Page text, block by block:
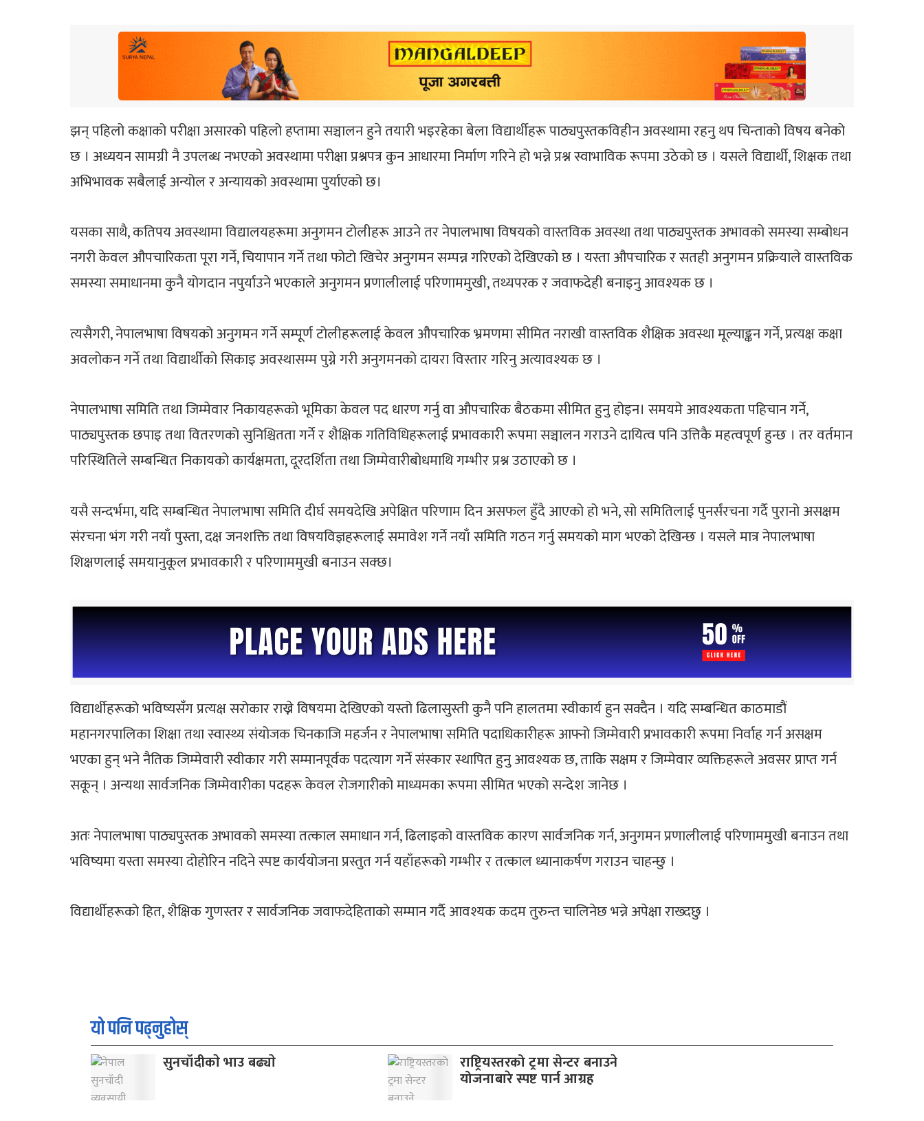
झन् पहिलो कक्षाको परीक्षा असारको पहिलो हप्तामा सञ्चालन हुने तयारी भइरहेका बेला विद्यार्थीहरू पाठ्यपुस्तकविहीन अवस्थामा रहनु थप चिन्ताको विषय बनेको
छ । अध्ययन सामग्री नै उपलब्ध नभएको अवस्थामा परीक्षा प्रश्नपत्र कुन आधारमा निर्माण गरिने हो भन्ने प्रश्न स्वाभाविक रूपमा उठेको छ । यसले विद्यार्थी, शिक्षक तथा
अभिभावक सबैलाई अन्योल र अन्यायको अवस्थामा पुर्याएको छ।
यसका साथै, कतिपय अवस्थामा विद्यालयहरूमा अनुगमन टोलीहरू आउने तर नेपालभाषा विषयको वास्तविक अवस्था तथा पाठ्यपुस्तक अभावको समस्या सम्बोधन
नगरी केवल औपचारिकता पूरा गर्ने, चियापान गर्ने तथा फोटो खिचेर अनुगमन सम्पन्न गरिएको देखिएको छ । यस्ता औपचारिक र सतही अनुगमन प्रक्रियाले वास्तविक
समस्या समाधानमा कुनै योगदान नपुर्याउने भएकाले अनुगमन प्रणालीलाई परिणाममुखी, तथ्यपरक र जवाफदेही बनाइनु आवश्यक छ ।
त्यसैगरी, नेपालभाषा विषयको अनुगमन गर्ने सम्पूर्ण टोलीहरूलाई केवल औपचारिक भ्रमणमा सीमित नराखी वास्तविक शैक्षिक अवस्था मूल्याङ्कन गर्ने, प्रत्यक्ष कक्षा
अवलोकन गर्ने तथा विद्यार्थीको सिकाइ अवस्थासम्म पुग्ने गरी अनुगमनको दायरा विस्तार गरिनु अत्यावश्यक छ ।
नेपालभाषा समिति तथा जिम्मेवार निकायहरूको भूमिका केवल पद धारण गर्नु वा औपचारिक बैठकमा सीमित हुनु होइन। समयमे आवश्यकता पहिचान गर्ने,
पाठ्यपुस्तक छपाइ तथा वितरणको सुनिश्चितता गर्ने र शैक्षिक गतिविधिहरूलाई प्रभावकारी रूपमा सञ्चालन गराउने दायित्व पनि उत्तिकै महत्वपूर्ण हुन्छ । तर वर्तमान
परिस्थितिले सम्बन्धित निकायको कार्यक्षमता, दूरदर्शिता तथा जिम्मेवारीबोधमाथि गम्भीर प्रश्न उठाएको छ ।
यसै सन्दर्भमा, यदि सम्बन्धित नेपालभाषा समिति दीर्घ समयदेखि अपेक्षित परिणाम दिन असफल हुँदै आएको हो भने, सो समितिलाई पुनर्संरचना गर्दै पुरानो असक्षम
संरचना भंग गरी नयाँ पुस्ता, दक्ष जनशक्ति तथा विषयविज्ञहरूलाई समावेश गर्ने नयाँ समिति गठन गर्नु समयको माग भएको देखिन्छ । यसले मात्र नेपालभाषा
शिक्षणलाई समयानुकूल प्रभावकारी र परिणाममुखी बनाउन सक्छ।
विद्यार्थीहरूको भविष्यसँग प्रत्यक्ष सरोकार राख्ने विषयमा देखिएको यस्तो ढिलासुस्ती कुनै पनि हालतमा स्वीकार्य हुन सक्दैन । यदि सम्बन्धित काठमाडौं
महानगरपालिका शिक्षा तथा स्वास्थ्य संयोजक चिनकाजि महर्जन र नेपालभाषा समिति पदाधिकारीहरू आफ्नो जिम्मेवारी प्रभावकारी रूपमा निर्वाह गर्न असक्षम
भएका हुन् भने नैतिक जिम्मेवारी स्वीकार गरी सम्मानपूर्वक पदत्याग गर्ने संस्कार स्थापित हुनु आवश्यक छ, ताकि सक्षम र जिम्मेवार व्यक्तिहरूले अवसर प्राप्त गर्न
सकून् । अन्यथा सार्वजनिक जिम्मेवारीका पदहरू केवल रोजगारीको माध्यमका रूपमा सीमित भएको सन्देश जानेछ ।
अतः नेपालभाषा पाठ्यपुस्तक अभावको समस्या तत्काल समाधान गर्न, ढिलाइको वास्तविक कारण सार्वजनिक गर्न, अनुगमन प्रणालीलाई परिणाममुखी बनाउन तथा
भविष्यमा यस्ता समस्या दोहोरिन नदिने स्पष्ट कार्ययोजना प्रस्तुत गर्न यहाँहरूको गम्भीर र तत्काल ध्यानाकर्षण गराउन चाहन्छु ।
विद्यार्थीहरूको हित, शैक्षिक गुणस्तर र सार्वजनिक जवाफदेहिताको सम्मान गर्दै आवश्यक कदम तुरुन्त चालिनेछ भन्ने अपेक्षा राख्दछु ।
यो पनि पढ्नुहोस्
सुनचाँदीकाे भाउ बढ्याे राष्ट्रियस्तरको ट्रमा सेन्टर बनाउने
योजनाबारे स्पष्ट पार्न आग्रह